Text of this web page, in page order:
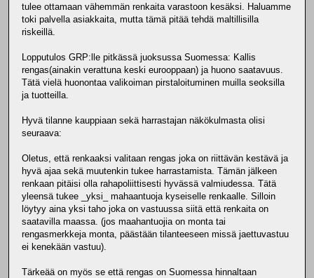
tulee ottamaan vähemmän renkaita varastoon kesäksi. Haluamme
toki palvella asiakkaita, mutta tämä pitää tehdä maltillisilla
riskeillä.
Lopputulos GRP:lle pitkässä juoksussa Suomessa: Kallis
rengas(ainakin verattuna keski eurooppaan) ja huono saatavuus.
Tätä vielä huonontaa valikoiman pirstaloituminen muilla seoksilla
ja tuotteilla.
Hyvä tilanne kauppiaan sekä harrastajan näkökulmasta olisi
seuraava:
Oletus, että renkaaksi valitaan rengas joka on riittävän kestävä ja
hyvä ajaa sekä muutenkin tukee harrastamista. Tämän jälkeen
renkaan pitäisi olla rahapoliittisesti hyvässä valmiudessa. Tätä
yleensä tukee _yksi_ mahaantuoja kyseiselle renkaalle. Silloin
löytyy aina yksi taho joka on vastuussa siitä että renkaita on
saatavilla maassa. (jos maahantuojia on monta tai
rengasmerkkeja monta, päästään tilanteeseen missä jaettuvastuu
ei kenekään vastuu).
Tärkeää on myös se että rengas on Suomessa hinnaltaan